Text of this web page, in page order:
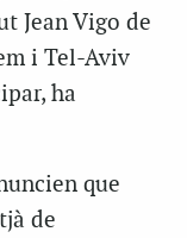
Jean Vigo de
i Tel-Aviv
ha
que
de